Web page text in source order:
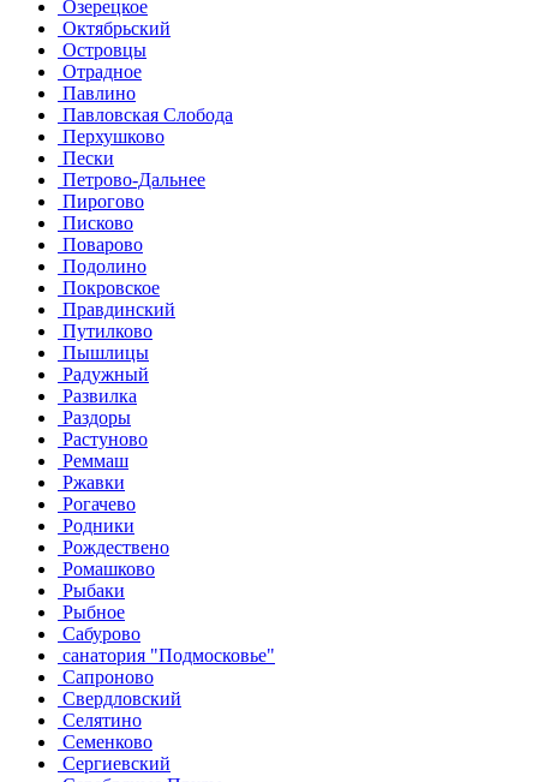
Озерецкое
Октябрьский
Островцы
Отрадное
Павлино
Павловская Слобода
Перхушково
Пески
Петрово-Дальнее
Пирогово
Писково
Поварово
Подолино
Покровское
Правдинский
Путилково
Пышлицы
Радужный
Развилка
Раздоры
Растуново
Реммаш
Ржавки
Рогачево
Родники
Рождествено
Ромашково
Рыбаки
Рыбное
Сабурово
санатория "Подмосковье"
Сапроново
Свердловский
Селятино
Семенково
Сергиевский